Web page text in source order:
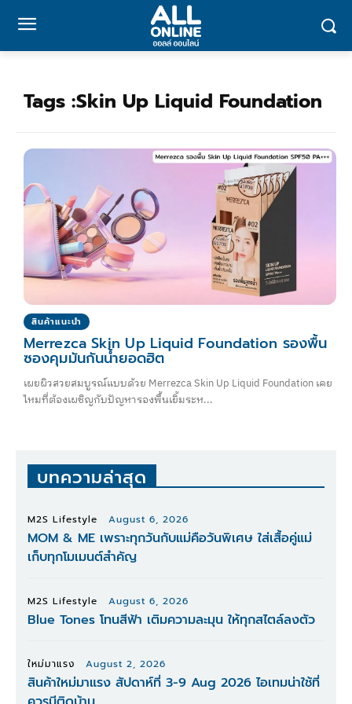
Tags :Skin Up Liquid Foundation
สินค้าแนะนำ
Merrezca Skin Up Liquid Foundation รองพื้น
ซองคุมมันกันน้ำยอดฮิต
เผยผิวสวยสมบูรณ์แบบด้วย Merrezca Skin Up Liquid Foundation เคย
ไหมที่ต้องเผชิญกับปัญหารองพื้นเยิ้มระห...
บทความล่าสุด
M2S Lifestyle August 6, 2026
MOM & ME เพราะทุกวันกับแม่คือวันพิเศษ ใส่เสื้อคู่แม่
เก็บทุกโมเมนต์สำคัญ
M2S Lifestyle August 6, 2026
Blue Tones โทนสีฟ้า เติมความละมุน ให้ทุกสไตล์ลงตัว
ใหม่มาแรง August 2, 2026
สินค้าใหม่มาแรง สัปดาห์ที่ 3-9 Aug 2026 ไอเทมน่าใช้ที่